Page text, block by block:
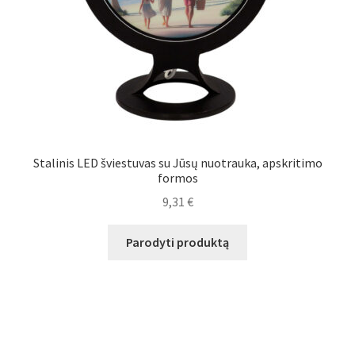
Stalinis LED šviestuvas su Jūsų nuotrauka, apskritimo
formos
9,31 €
Parodyti produktą